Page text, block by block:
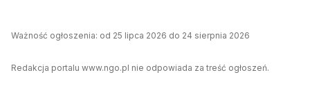
Ważność ogłoszenia: od 25 lipca 2026 do 24 sierpnia 2026
Redakcja portalu www.ngo.pl nie odpowiada za treść ogłoszeń.